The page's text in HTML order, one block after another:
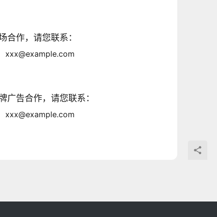
合作，请您联系：
xxx@example.com
广告合作，请您联系：
xxx@example.com